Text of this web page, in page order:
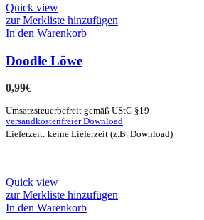
Quick view
zur Merkliste hinzufügen
In den Warenkorb
Doodle Löwe
0,99€
Umsatzsteuerbefreit gemäß UStG §19
versandkostenfreier Download
Lieferzeit: keine Lieferzeit (z.B. Download)
Quick view
zur Merkliste hinzufügen
In den Warenkorb